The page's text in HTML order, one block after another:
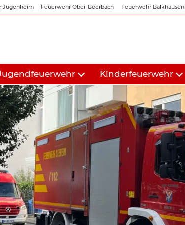
Jugenheim Feuerwehr Ober-Beerbach Feuerwehr Balkhausen
Kinderfeuerwehr